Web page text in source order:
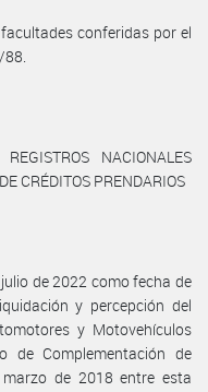
conferidas por el
NACIONALES
CRÉDITOS PRENDARIOS
julio de 2022 como fecha de
y percepción del
y Motovehículos
de Complementación de
de 2018 entre esta